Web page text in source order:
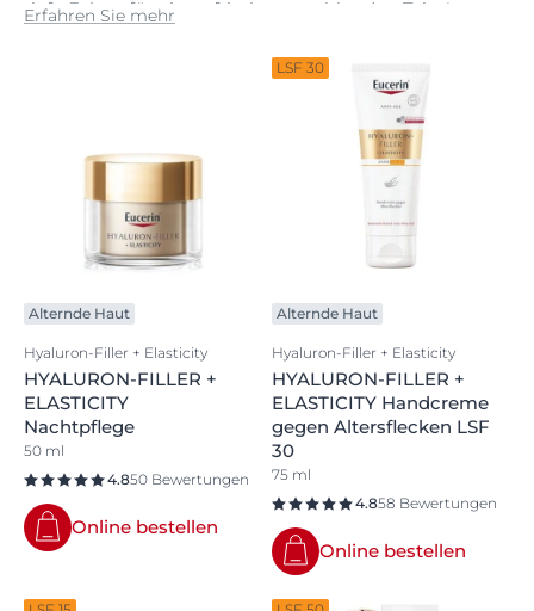
tiefe Falten für einen frischen, strahlenden Teint!
Erfahren Sie mehr
Alternde Haut
Hyaluron-Filler + Elasticity
HYALURON-FILLER +
ELASTICITY
Nachtpflege
50 ml
4.850 Bewertungen
Online bestellen
LSF 30
Alternde Haut
Hyaluron-Filler + Elasticity
HYALURON-FILLER +
ELASTICITY Handcreme
gegen Altersflecken LSF
30
75 ml
4.858 Bewertungen
Online bestellen